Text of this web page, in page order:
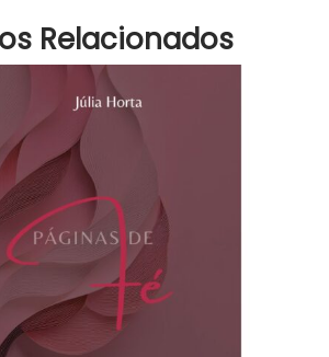
Relacionados